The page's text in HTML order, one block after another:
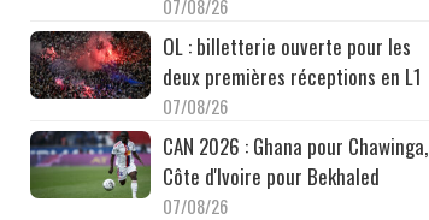
07/08/26
OL : billetterie ouverte pour les
deux premières réceptions en L1
07/08/26
CAN 2026 : Ghana pour Chawinga,
Côte d'Ivoire pour Bekhaled
07/08/26